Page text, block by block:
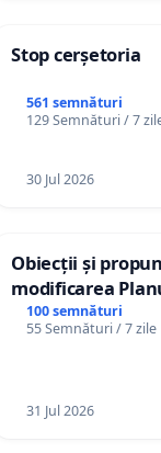
Stop cerșetoria
561 semnături
129 Semnături / 7
30 Jul 2026
Obiecții și
modificarea
General al
100 semnături
55 Semnături / 7 zile
31 Jul 2026